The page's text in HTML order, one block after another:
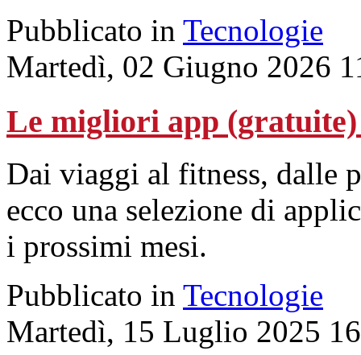
Pubblicato in Tecnologie
Martedì, 02 Giugno 2026
Le migliori app
Dai viaggi al fitness, dalle
ecco una selezione di
i prossimi mesi.
Pubblicato in Tecnologie
Martedì, 15 Luglio 2025